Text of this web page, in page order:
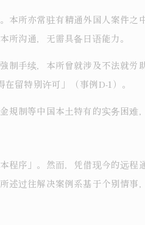
本所亦常驻有精通外国人案件之
沟通，无需具备日语能力。
手续，本所曾就涉及不法就労
留特别许可」（事例D-1）。
制等中国本土特有的实务困难
程序」。然而，凭借现今的远程
过往解决案例系基于个别情事